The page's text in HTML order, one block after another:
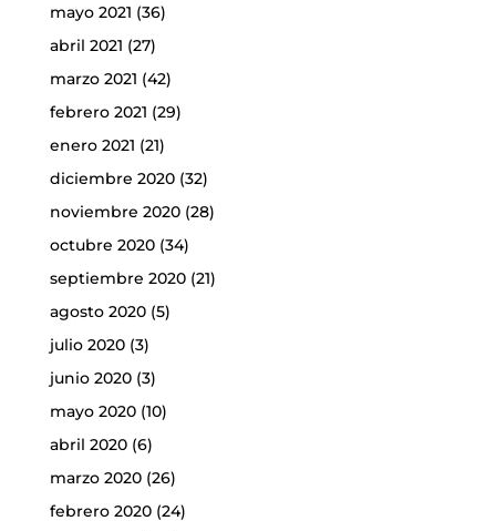
mayo 2021 (36)
abril 2021 (27)
marzo 2021 (42)
febrero 2021 (29)
enero 2021 (21)
diciembre 2020(32)
noviembre 2020(28)
octubre 2020(34)
septiembre 2020(21)
agosto 2020(5)
julio 2020(3)
junio 2020(3)
mayo 2020(10)
abril 2020(6)
marzo 2020(26)
febrero 2020(24)